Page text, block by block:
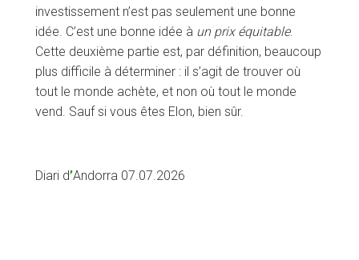
investissement n’est pas seulement une bonne
idée. C’est une bonne idée à un prix équitable.
Cette deuxième partie est, par définition, beaucoup
plus difficile à déterminer : il s’agit de trouver où
tout le monde achète, et non où tout le monde
vend. Sauf si vous êtes Elon, bien sûr.
Diari d’Andorra 07.07.2026